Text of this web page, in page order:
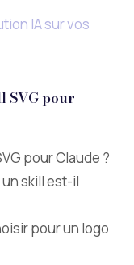
IA sur vos
SVG pour
pour Claude ?
skill est-il
pour un logo